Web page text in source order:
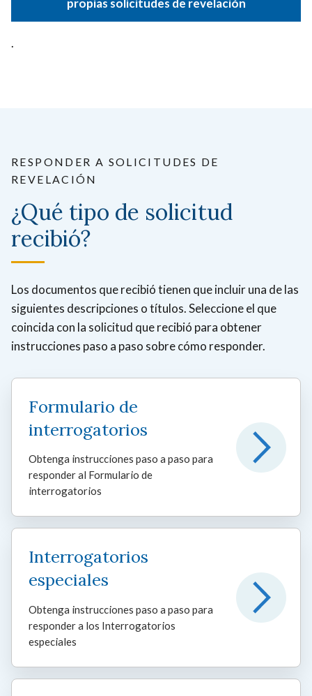
.
RESPONDER A SOLICITUDES DE
REVELACIÓN
¿Qué tipo de solicitud
recibió?
Los documentos que recibió tienen que incluir una de las
siguientes descripciones o títulos. Seleccione el que
coincida con la solicitud que recibió para obtener
instrucciones paso a paso sobre cómo responder.
Formulario de
interrogatorios
Obtenga instrucciones paso a paso para
responder al Formulario de
interrogatorios
Interrogatorios
especiales
Obtenga instrucciones paso a paso para
responder a los Interrogatorios
especiales